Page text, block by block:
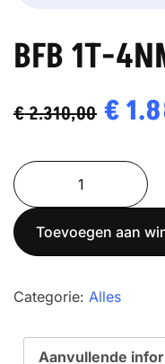
BFB 1T-
€2.310,00
was:
€
€
BFB
1T-
4NM
aantal
Toevoegen aan
Categorie: Alles
Aanvullende